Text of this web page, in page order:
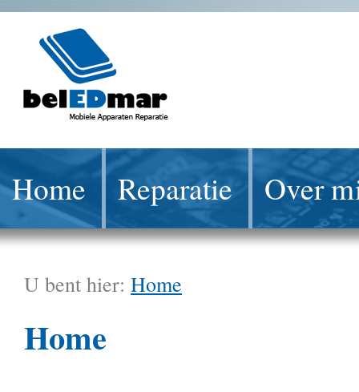
Home Reparatie Over
U bent hier: Home
Home